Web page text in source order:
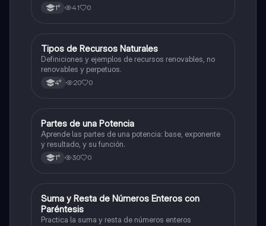
1° 41 0
TOtros
Tipos de Recursos Naturales
Definiciones y ejemplos de recursos renovables, no
renovables y perpetuos.
4° 20 0
POtros
Partes de una Potencia
Aprende las partes de una potencia: base, exponente
y resultado, y su función.
1° 30 0
SOtros
Suma y Resta de Números Enteros con
Paréntesis
Practica la suma y resta de números enteros